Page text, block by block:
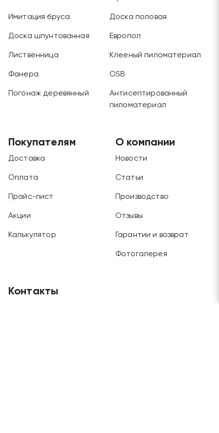
Имитация бруса Доска половая
Доска шпунтованная Европол
Лиственница Клееный пиломатериал
Фанера OSB
Погонаж деревянный
Антисептированный
пиломатериал
Покупателям
Доставка
Оплата
Прайс-лист
Акции
Калькулятор
О компании
Новости
Статьи
Производство
Отзывы
Гарантии и возврат
Фотогалерея
Контакты